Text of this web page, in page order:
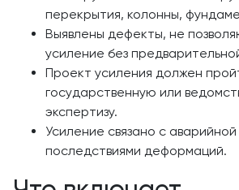
перекрытия, колонны,
Выявлены дефекты, не
усиление без
Проект усиления должен
государственную или
экспертизу.
Усиление связано с
последствиями деформаций.